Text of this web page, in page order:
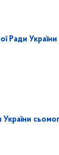
Ради
України